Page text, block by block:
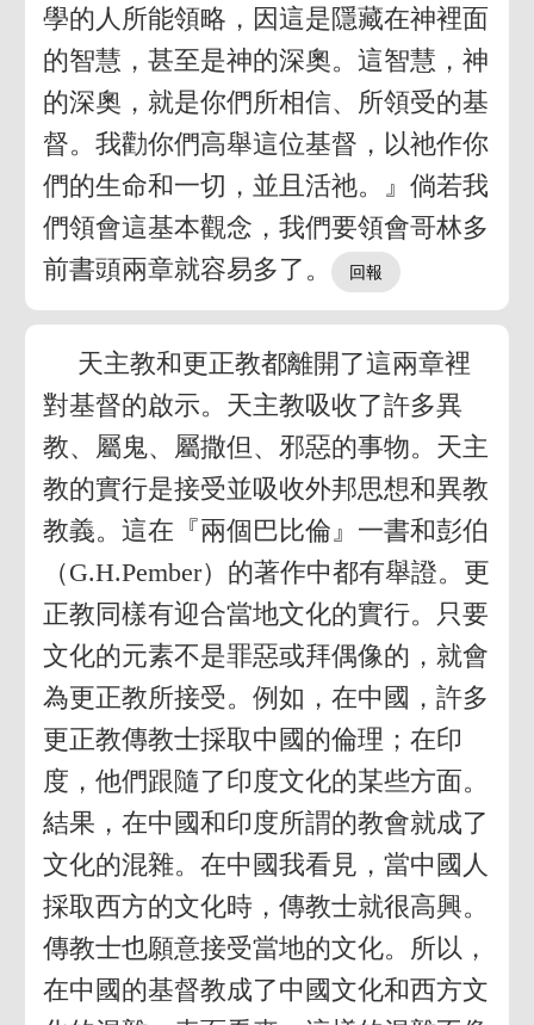
學的人所能領略，因這是隱藏在神裡面
的智慧，甚至是神的深奧。這智慧，神
的深奧，就是你們所相信、所領受的基
督。我勸你們高舉這位基督，以祂作你
們的生命和一切，並且活祂。』倘若我
們領會這基本觀念，我們要領會哥林多
前書頭兩章就容易多了。
天主教和更正教都離開了這兩章裡
對基督的啟示。天主教吸收了許多異
教、屬鬼、屬撒但、邪惡的事物。天主
教的實行是接受並吸收外邦思想和異教
教義。這在『兩個巴比倫』一書和彭伯
（G.H.Pember）的著作中都有舉證。更
正教同樣有迎合當地文化的實行。只要
文化的元素不是罪惡或拜偶像的，就會
為更正教所接受。例如，在中國，許多
更正教傳教士採取中國的倫理；在印
度，他們跟隨了印度文化的某些方面。
結果，在中國和印度所謂的教會就成了
文化的混雜。在中國我看見，當中國人
採取西方的文化時，傳教士就很高興。
傳教士也願意接受當地的文化。所以，
在中國的基督教成了中國文化和西方文